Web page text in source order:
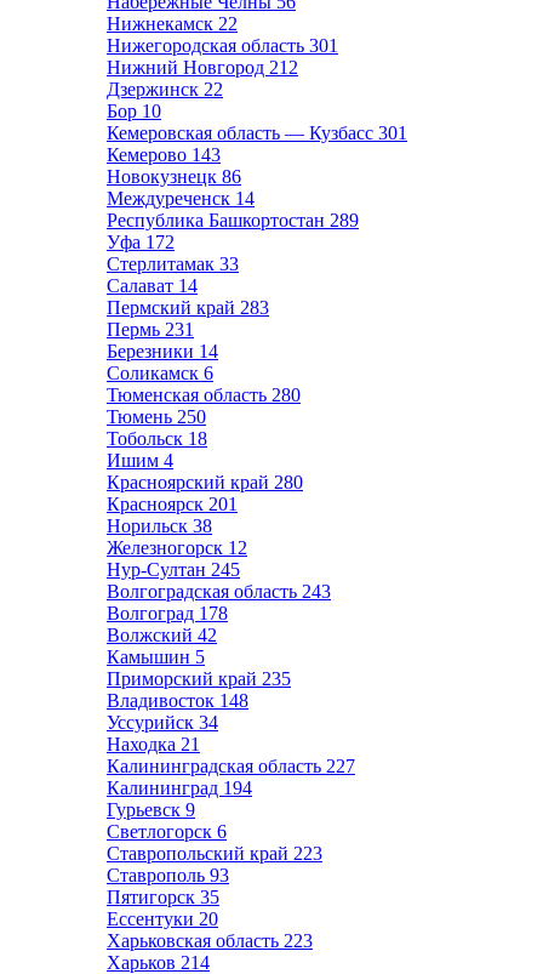
Нижнекамск 22
Нижегородская область 301
Нижний Новгород 212
Дзержинск 22
Бор 10
Кемеровская область — Кузбасс 301
Кемерово 143
Новокузнецк 86
Междуреченск 14
Республика Башкортостан 289
Уфа 172
Стерлитамак 33
Салават 14
Пермский край 283
Пермь 231
Березники 14
Соликамск 6
Тюменская область 280
Тюмень 250
Тобольск 18
Ишим 4
Красноярский край 280
Красноярск 201
Норильск 38
Железногорск 12
Нур-Султан 245
Волгоградская область 243
Волгоград 178
Волжский 42
Камышин 5
Приморский край 235
Владивосток 148
Уссурийск 34
Находка 21
Калининградская область 227
Калининград 194
Гурьевск 9
Светлогорск 6
Ставропольский край 223
Ставрополь 93
Пятигорск 35
Ессентуки 20
Харьковская область 223
Харьков 214